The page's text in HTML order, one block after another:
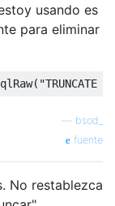
usando es
para eliminar
( "TRUNCATE
bsod_
fuente
No restablezca